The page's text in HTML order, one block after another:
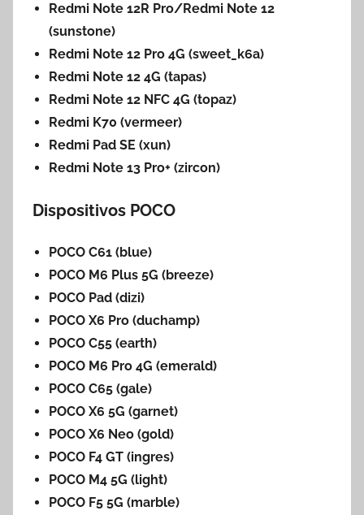
Redmi Note 12R Pro/Redmi Note 12
(sunstone)
Redmi Note 12 Pro 4G (sweet_k6a)
Redmi Note 12 4G (tapas)
Redmi Note 12 NFC 4G (topaz)
Redmi K70 (vermeer)
Redmi Pad SE (xun)
Redmi Note 13 Pro+ (zircon)
Dispositivos POCO
POCO C61 (blue)
POCO M6 Plus 5G (breeze)
POCO Pad (dizi)
POCO X6 Pro (duchamp)
POCO C55 (earth)
POCO M6 Pro 4G (emerald)
POCO C65 (gale)
POCO X6 5G (garnet)
POCO X6 Neo (gold)
POCO F4 GT (ingres)
POCO M4 5G (light)
POCO F5 5G (marble)